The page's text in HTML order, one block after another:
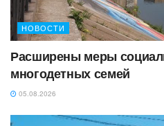
НОВОСТИ
Расширены меры
многодетных семей
05.08.2026